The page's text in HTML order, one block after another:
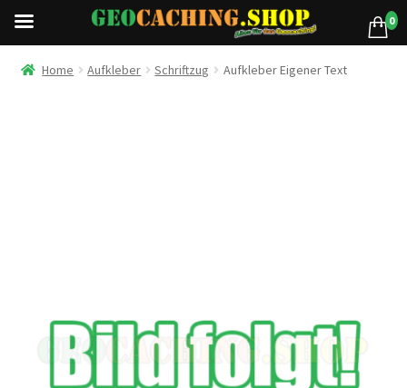
Home Aufkleber Schriftzug Aufkleber Eigener Text
0